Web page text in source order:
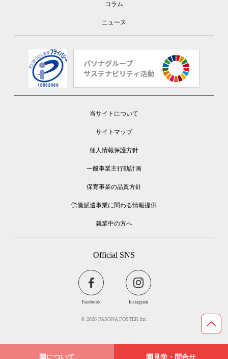
園について 園見学・問合せ
コラム
ニュース
当サイトについて
サイトマップ
個人情報保護方針
一般事業主行動計画
保育事業の品質方針
労働派遣事業に関わる情報提供
就業中の方へ
Official SNS
Facebook Instagram
© 2026 PASONA FOSTER Inc.